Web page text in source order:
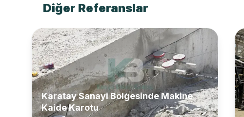
Diğer Referanslar
Karatay Sanayi Bölgesinde Makine
Kaide Karotu